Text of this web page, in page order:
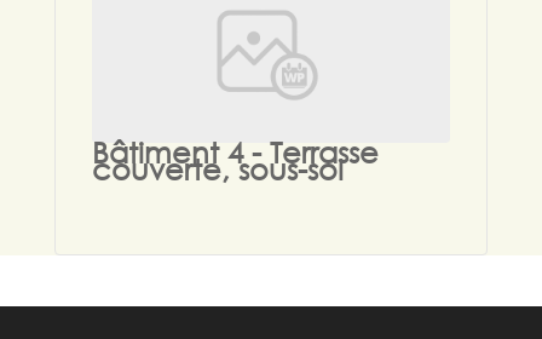
Bâtiment 4 - Terrasse
couverte, sous-sol